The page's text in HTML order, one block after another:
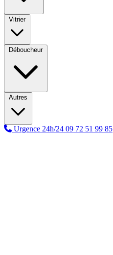
Vitrier
Déboucheur
Autres
Urgence 24h/24 09 72 51 99 85